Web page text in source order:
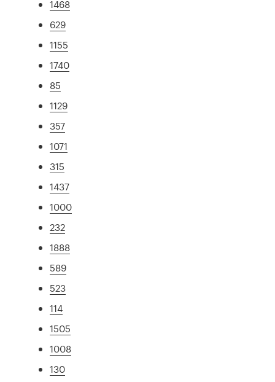
1468
629
1155
1740
85
1129
357
1071
315
1437
1000
232
1888
589
523
114
1505
1008
130